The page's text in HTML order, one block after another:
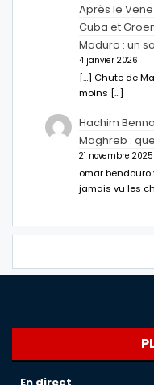
Après le
Cuba et
Maduro : un
4 janvier 2026
[…] Chute de
moins […]
Hachim
Maghreb :
21 novembre 2025
omar bendouro
jamais vu les